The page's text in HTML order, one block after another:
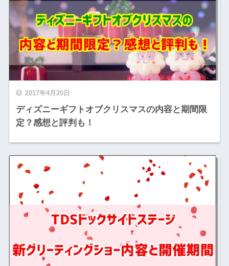
2017年4月20日
ディズニーギフトオブクリスマスの内容と期間限
定？感想と評判も！